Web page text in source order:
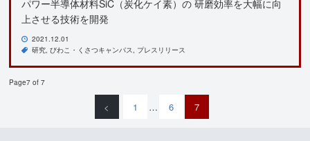
パワー半導体材料SiC（炭化ケイ素）の 研磨効率を大幅に向
上させる技術を開発
2021.12.01
研究 びわこ・くさつキャンパス プレスリリース
Page7 of 7
< 1 … 6 7